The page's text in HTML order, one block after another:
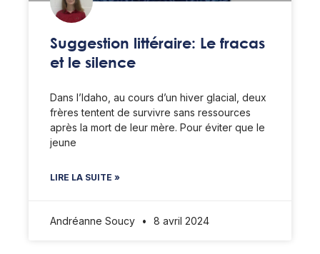
Suggestion littéraire: Le fracas
et le silence
Dans l’Idaho, au cours d’un hiver glacial, deux
frères tentent de survivre sans ressources
après la mort de leur mère. Pour éviter que le
jeune
LIRE LA SUITE »
Andréanne Soucy 8 avril 2024